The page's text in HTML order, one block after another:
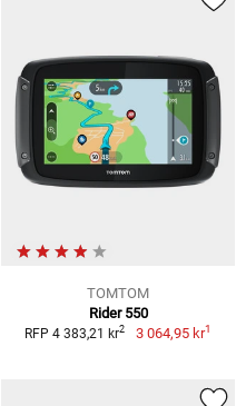
TOMTOM
Rider 550
RFP 4 383,21 kr2 3 064,95 kr1